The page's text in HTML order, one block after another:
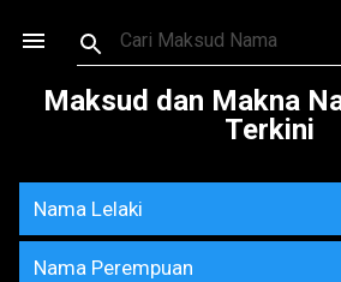
Skip to main content
Maksud dan Makna
Terkini
Nama Lelaki
Nama Perempuan